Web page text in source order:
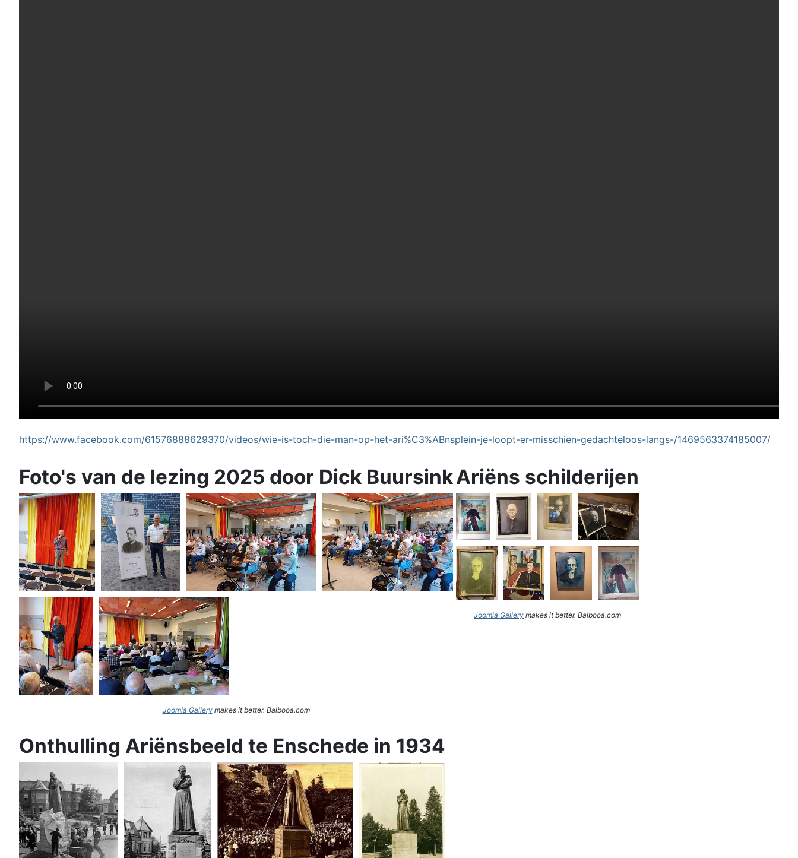
https://www.facebook.com/61576888629370/videos/wie-is-toch-die-man-op-het-ari%C3%ABnsplein-je-loopt-er-misschien-gedachteloos-langs-/1469563374185007/
Foto's van de lezing 2025 door Dick Buursink
Joomla Gallerymakes it better. Balbooa.com
Ariëns schilderijen
Joomla Gallery makes it better. Balbooa.com
Onthulling Ariënsbeeld te Enschede in 1934